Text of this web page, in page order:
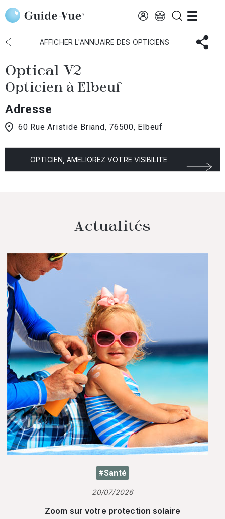
Aller au contenu principal
Accueil Choisir mon opticien Optical V2
AFFICHER L'ANNUAIRE DES OPTICIENS
Optical V2
Opticien à Elbeuf
Adresse
60 Rue Aristide Briand, 76500, Elbeuf
OPTICIEN, AMELIOREZ VOTRE VISIBILITE
Actualités
#Santé
20/07/2026
Zoom sur votre protection solaire